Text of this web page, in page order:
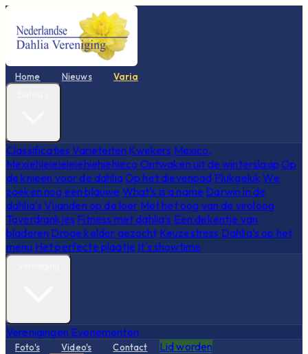
Home Nieuws Varia
Classificaties Variëteiten Kwekers Mexico,
Mexiehieieieieiehiehiehieco Ontwaken uit de winterslaap Op
de knieën voor de dahliaOp het dievenpad Plukgeluk We
zoeken nog een blauwe What's is a name Darwin in de
dahlia's Vijanden op de loer Met het oog van de viroloog
Toverdrankjes Fitness met dahlia's Een dekentje van
bladeren Droge kelder gezocht Keuzestress Dahlia's op het
menu Het perfecte plaatje It's showtime
Verenigingen Evenementen
Foto's Video's Contact Lid worden